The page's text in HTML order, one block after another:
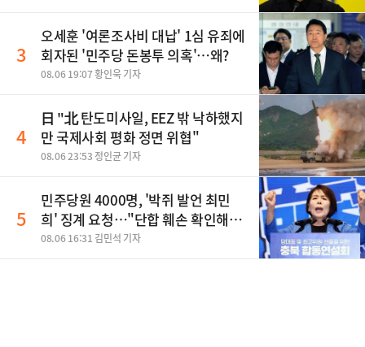
3
오세훈 '여론조사비 대납' 1심 유죄에
회자된 '민주당 돈봉투 의혹'…왜?
08.06 19:07 황인욱 기자
4
日 "北 탄도미사일, EEZ 밖 낙하했지
만 국제사회 평화 정면 위협"
08.06 23:53 정인균 기자
5
민주당원 4000명, '박쥐 발언 최민
희' 징계 요청…"단합 훼손 확인해
야"
08.06 16:31 김민석 기자